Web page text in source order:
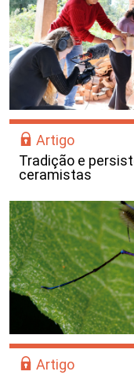
Artigo
Tradição e
ceramistas
Artigo